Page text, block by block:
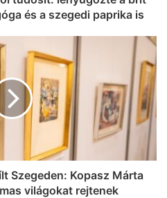
és a szegedi paprika is
Szegeden: Kopasz Márta
világokat rejtenek